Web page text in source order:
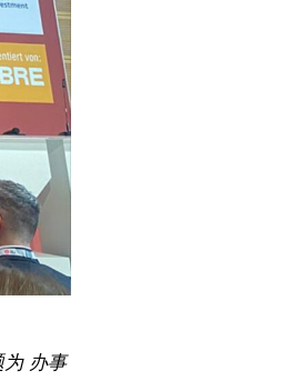
为 办事